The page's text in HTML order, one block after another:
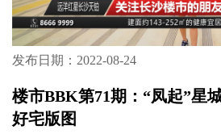
发布日期：2022-08-24
楼市BBK第71期：“凤起”星
好宅版图